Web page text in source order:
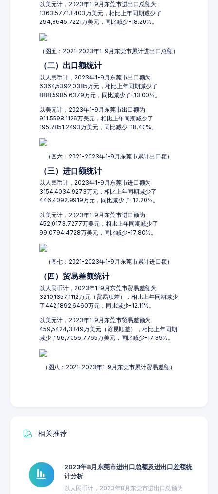
以美元计，2023年1-9月东莞市进出口总额为
1363,5771.8403万美元，相比上年同期减少了
294,8645.7221万美元，同比减少-18.20%。
（图五：2021-2023年1-9月东莞市累计进出口总额）
（二）出口额统计
以人民币计，2023年1-9月东莞市出口额为
6364,5392.0385万元，相比上年同期减少了
888,5985.6379万元，同比减少了-13.00%。
以美元计，2023年1-9月东莞市出口额为
911,5598.1126万美元，相比上年同期减少了
195,7851.2493万美元，同比减少-18.40%。
（图六：2021-2023年1-9月东莞市累计出口额）
（三）进口额统计
以人民币计，2023年1-9月东莞市进口额为
3154,4034.9273万元，相比上年同期减少了
446,4092.9919万元，同比减少了-12.20%。
以美元计，2023年1-9月东莞市进口额为
452,0173.7277万美元，相比上年同期减少了
99,0794.4728万美元，同比减少-17.80%。
（图七：2021-2023年1-9月东莞市累计进口额）
（四）贸易差额统计
以人民币计，2023年1-9月东莞市贸易差额为
3210,1357,1112万元（贸易顺差），相比上年同期减少
了442,1892,6460万元，同比减少-12.11%。
以美元计，2023年1-9月东莞市贸易差额为
459,5424,3849万美元（贸易顺差），相比上年同期
减少了96,7056,7765万美元，同比减少-17.39%。
（图八：2021-2023年1-9月东莞市累计贸易差额）
相关推荐
2023年8月东莞市进出口总额及进出口差额统
计分析
以人民币计，2023年8月东莞市进出口总额为